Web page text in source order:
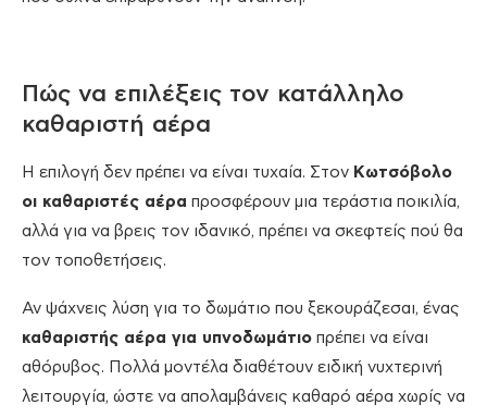
Πώς να επιλέξεις τον κατάλληλο
καθαριστή αέρα
Η επιλογή δεν πρέπει να είναι τυχαία. Στον Κωτσόβολο
οι καθαριστές αέρα προσφέρουν μια τεράστια ποικιλία,
αλλά για να βρεις τον ιδανικό, πρέπει να σκεφτείς πού θα
τον τοποθετήσεις.
Αν ψάχνεις λύση για το δωμάτιο που ξεκουράζεσαι, ένας
καθαριστής αέρα για υπνοδωμάτιο πρέπει να είναι
αθόρυβος. Πολλά μοντέλα διαθέτουν ειδική νυχτερινή
λειτουργία, ώστε να απολαμβάνεις καθαρό αέρα χωρίς να